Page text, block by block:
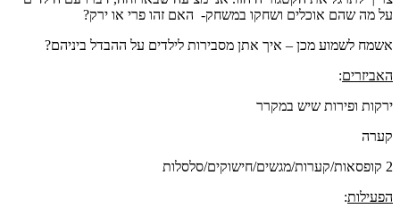
על מה שהם אוכלים ושחקו במשחק- האם זהו פרי או ירק?
אשמח לשמוע מכן – איך אתן מסבירות לילדים על ההבדל ביניהם?
האביזרים:
ירקות ופירות שיש במקרר
קערה
2 קופסאות/קערות/מגשים/חישוקים/סלסלות
הפעילות: